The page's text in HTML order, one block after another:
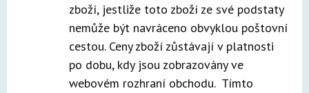
zboží, jestliže toto zboží ze své podstaty
nemůže být navráceno obvyklou poštovní
cestou. Ceny zboží zůstávají v platnosti
po dobu, kdy jsou zobrazovány ve
webovém rozhraní obchodu. Tímto